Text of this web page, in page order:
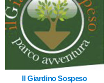
Il Giardino Sospeso